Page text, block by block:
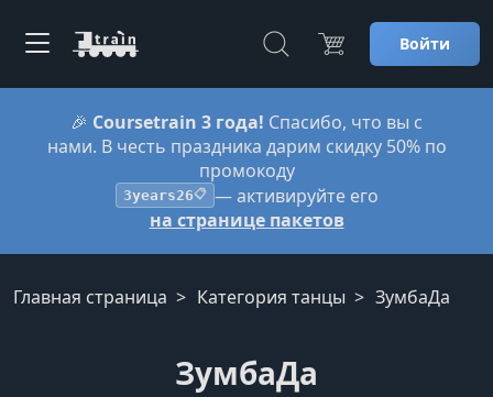
Войти
🎉 Coursetrain 3 года! Спасибо, что вы с
нами. В честь праздника дарим скидку 50% по
промокоду
3years26📋 — активируйте его
на странице пакетов
Главная страница Категория танцы ЗумбаДа
ЗумбаДа